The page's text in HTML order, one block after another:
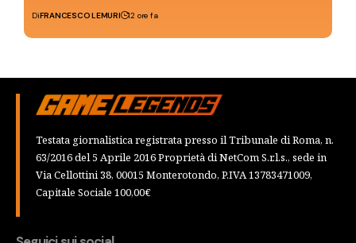
DiFRANCESCO LEMURI 12 ore fa
Testata giornalistica registrata presso il Tribunale di Roma, n.
63/2016 del 5 Aprile 2016 Proprietà di NetCom S.r.l.s., sede in
Via Cellottini 38, 00015 Monterotondo, P.IVA 13783471009,
Capitale Sociale 100,00€